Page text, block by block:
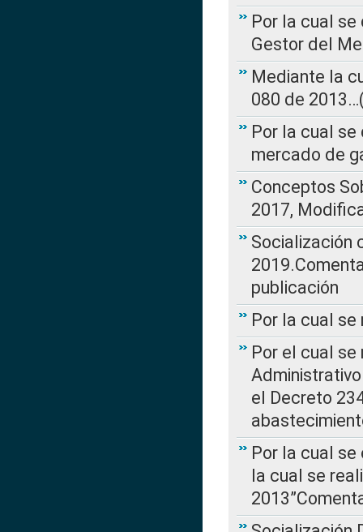
Por la cual
Gestor del
Mediante la
080 de
Por la cual
mercado de
Conceptos
2017,
Socialización
publicación
Por la cual se
Por el cual
el Decreto
Por la cual se
la cual se